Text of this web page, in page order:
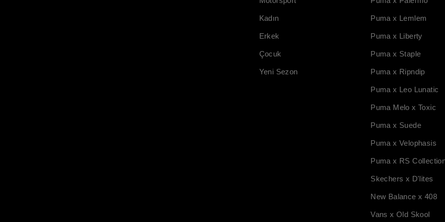
Kadın
Erkek
Çocuk
Yeni Sezon
Puma x Lemlem
Puma x Liberty
Puma x Staple
Puma x Ripndip
Puma x Leo Lunatic
Puma Melo x Toxic
Puma x Suede
Puma x Velophasis
Puma x RS
Skechers x D'lites
New Balance x 408
Vans x Old Skool